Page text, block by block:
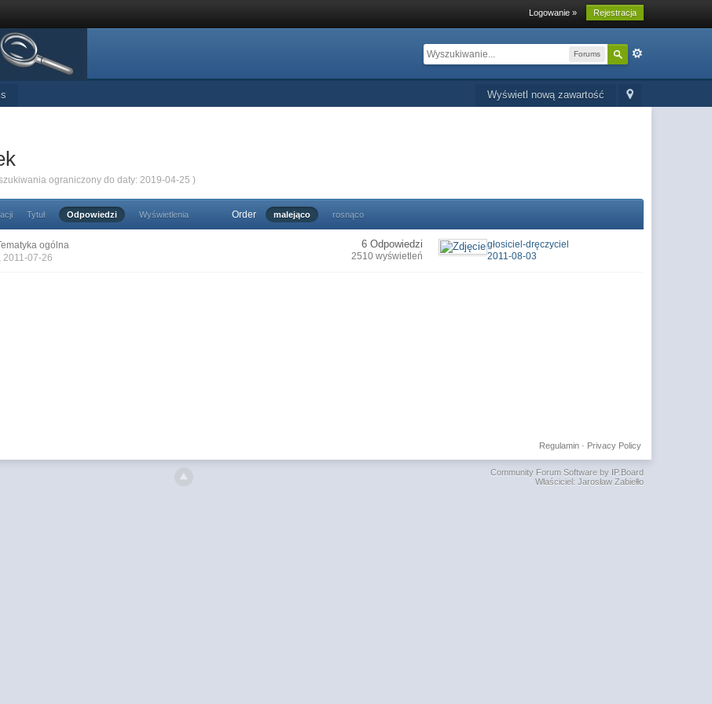
Logowanie » Rejestracja
Forums
Wyświetl nową zawartość
ograniczony do daty: 2019-04-25 )
Tytuł Odpowiedzi Wyświetlenia Order malejąco rosnąco
ogólna
, 2011-07-26
6 Odpowiedzi
2510 wyświetleń
głosiciel-dręczyciel
2011-08-03
Privacy Policy
Regulamin·
Community Forum Software by IP.Board
Właściciel: Jarosław Zabiełło